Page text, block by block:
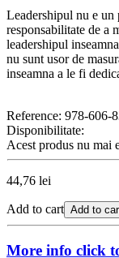
Leadershipul nu e un
responsabilitate de a
leadershipul
nu sunt usor de
inseamna a le fi
Reference: 978-606-
Disponibilitate:
Acest produs nu mai
44,76 lei
Add to cart Add to
More info click